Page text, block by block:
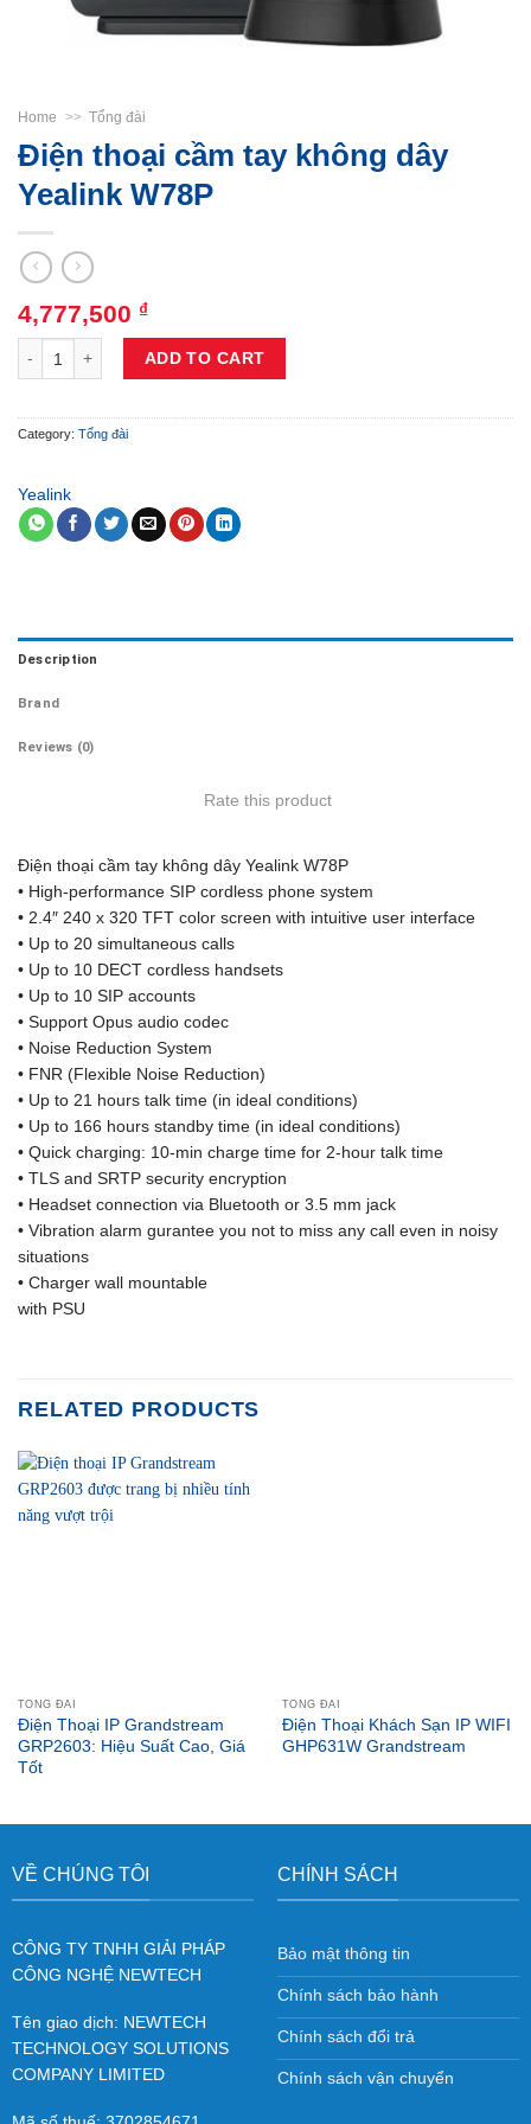
Home >> Tổng đài
Điện thoại cầm tay không dây
Yealink W78P
4,777,500 ₫
Điện thoại cầm tay không dây Yealink W78P quantity
ADD TO CART
Category: Tổng đài
Yealink
Description
Brand
Reviews (0)
Rate this product
Điện thoại cầm tay không dây Yealink W78P
• High-performance SIP cordless phone system
• 2.4″ 240 x 320 TFT color screen with intuitive user interface
• Up to 20 simultaneous calls
• Up to 10 DECT cordless handsets
• Up to 10 SIP accounts
• Support Opus audio codec
• Noise Reduction System
• FNR (Flexible Noise Reduction)
• Up to 21 hours talk time (in ideal conditions)
• Up to 166 hours standby time (in ideal conditions)
• Quick charging: 10-min charge time for 2-hour talk time
• TLS and SRTP security encryption
• Headset connection via Bluetooth or 3.5 mm jack
• Vibration alarm gurantee you not to miss any call even in noisy
situations
• Charger wall mountable
with PSU
RELATED PRODUCTS
TỔNG ĐÀI
Điện Thoại IP Grandstream
GRP2603: Hiệu Suất Cao, Giá
Tốt
TỔNG ĐÀI
Điện Thoại Khách Sạn IP WIFI
GHP631W Grandstream
VỀ CHÚNG TÔI
CÔNG TY TNHH GIẢI PHÁP
CÔNG NGHỆ NEWTECH
Tên giao dịch: NEWTECH
TECHNOLOGY SOLUTIONS
COMPANY LIMITED
CHÍNH SÁCH
Bảo mật thông tin
Chính sách bảo hành
Chính sách đổi trả
Chính sách vận chuyển